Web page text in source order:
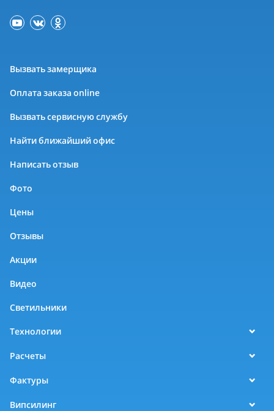
Вызвать замерщика
Оплата заказа online
Вызвать сервисную службу
Найти ближайший офис
Написать отзыв
Фото
Цены
Отзывы
Акции
Видео
Светильники
Технологии
Расчеты
Фактуры
Випсилинг